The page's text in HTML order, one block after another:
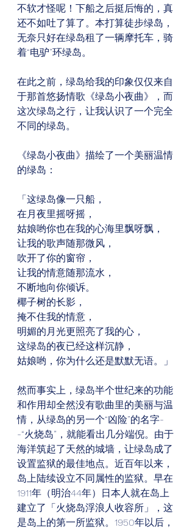
不软才怪呢！下船之后挺后悔的，真
还不如吐了算了。本打算徒步绿岛，
无奈只好在绿岛租了一辆摩托车，骑
着“电驴”环绿岛。
在此之前，绿岛给我的印象仅仅来自
于那首悠扬情歌《绿岛小夜曲》，而
这次绿岛之行，让我认识了一个完全
不同的绿岛。
《绿岛小夜曲》描绘了一个美丽温情
的绿岛：
「这绿岛像一只船，
在月夜里摇呀摇，
姑娘哟你也在我的心海里飘呀飘，
让我的歌声随那微风，
吹开了你的窗帘，
让我的情意随那流水，
不断地向你倾诉。
椰子树的长影，
掩不住我的情意，
明媚的月光更照亮了我的心，
这绿岛的夜已经这样沉静，
姑娘哟，你为什么还是默默无语。」
然而事实上，绿岛半个世纪来的功能
和作用却全然没有歌曲里的美丽与温
情，从绿岛的另一个“凶险”的名字-
-“火烧岛”，就能看出几分端倪。由于
海洋筑起了天然的城墙，让绿岛成了
设置监狱的最佳地点。近百年以来，
岛上陆续设立不同属性的监狱。早在
1911年（明治44年）日本人就在岛上
建立了「火烧岛浮浪人收容所」，这
是岛上的第一所监狱。1950年以后，